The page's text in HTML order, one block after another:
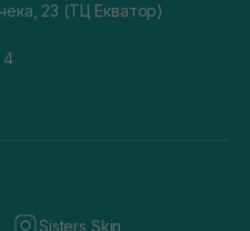
23 (ТЦ Екватор)
4
Sisters Skin